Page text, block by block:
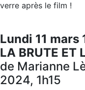
verre après le film !
Lundi 11 mars
LA BRUTE ET
de Marianne
2024, 1h15